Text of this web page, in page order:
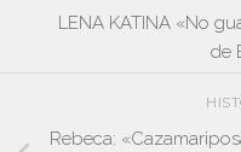
LENA KATINA «No
de
Rebeca: